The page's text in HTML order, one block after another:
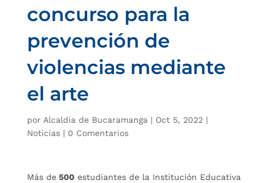
concurso para la
prevención de
violencias mediante
el arte
por Alcaldía de Bucaramanga | Oct 5, 2022 |
Noticias| 0 Comentarios
Más de500estudiantes de la Institución Educativa